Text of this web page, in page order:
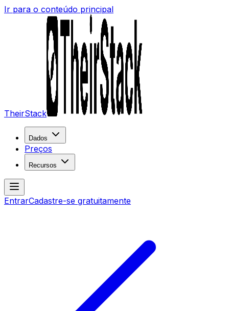
Ir para o conteúdo principal
TheirStack
Dados
Preços
Recursos
EntrarCadastre-se gratuitamente